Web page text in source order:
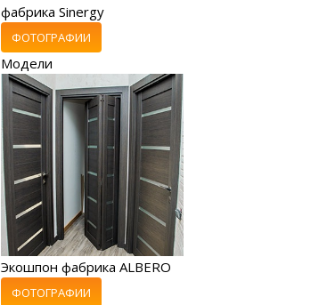
фабрика Sinergy
ФОТОГРАФИИ
Модели
Экошпон фабрика ALBERO
ФОТОГРАФИИ